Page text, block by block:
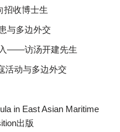
招收博士生
与多边外交
——访汤开建先生
活动与多边外交
in East Asian Maritime
出版